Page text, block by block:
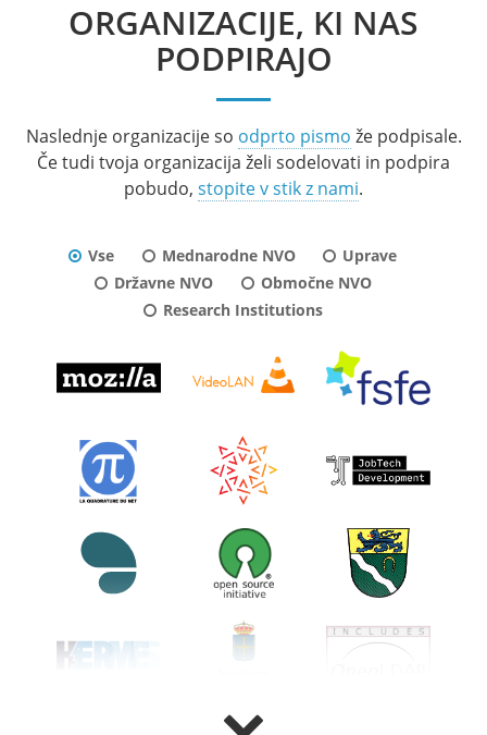
ORGANIZACIJE, KI NAS
PODPIRAJO
Naslednje organizacije so odprto pismo že podpisale.
Če tudi tvoja organizacija želi sodelovati in podpira
pobudo, stopite v stik z nami.
Vse Mednarodne NVO
Uprave
Državne NVO
Območne NVO
Research Institutions